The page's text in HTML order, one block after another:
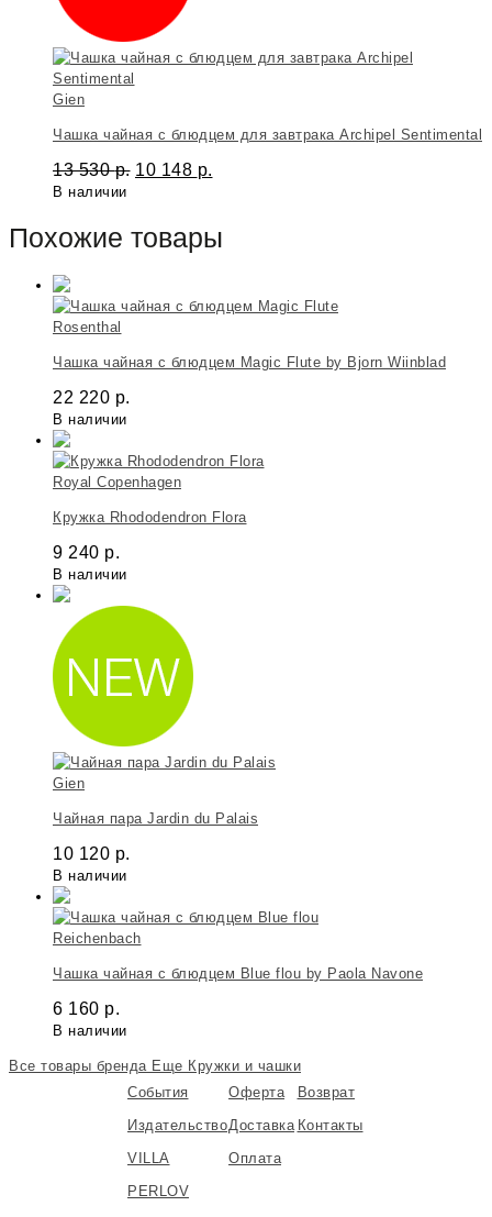
Gien
Чашка чайная с блюдцем для завтрака Archipel Sentimental
13 530р. 10 148 р.
В наличии
Похожие товары
Rosenthal
Чашка чайная с блюдцем Magic Flute by Bjorn Wiinblad
22 220 р.
В наличии
Royal Copenhagen
Кружка Rhododendron Flora
9 240 р.
В наличии
Gien
Чайная пара Jardin du Palais
10 120 р.
В наличии
Reichenbach
Чашка чайная с блюдцем Blue flou by Paola Navone
6 160 р.
В наличии
Все товары бренда Еще Кружки и чашки
События
Издательство
VILLA
PERLOV
Оферта
Доставка
Оплата
Возврат
Контакты